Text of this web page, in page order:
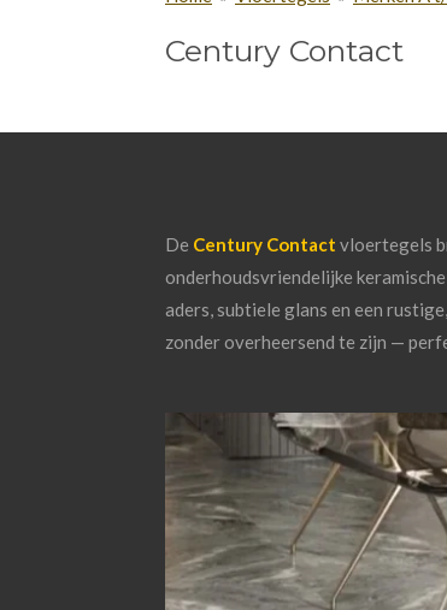
Century Contact
De Century Contact vloertegels
onderhoudsvriendelijke keramische
aders, subtiele glans en een rustige,
zonder overheersend te zijn —